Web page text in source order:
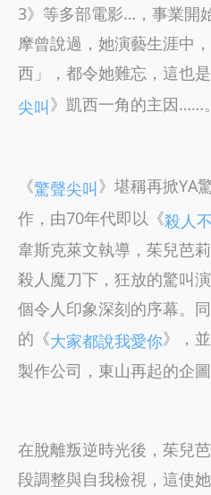
3》等多部電影…，事業開
摩曾說過，她演藝生涯中
西」，都令她難忘，這也
尖叫》凱西一角的主因……。
《驚聲尖叫》堪稱再掀YA
作，由70年代即以《殺人
韋斯克萊文執導，茱兒芭
殺人魔刀下，狂放的驚叫
個令人印象深刻的序幕。
的《大家都說我愛你》，
製作公司，東山再起的企圖
在脫離叛逆時光後，茱兒
段調整與自我檢視，這使